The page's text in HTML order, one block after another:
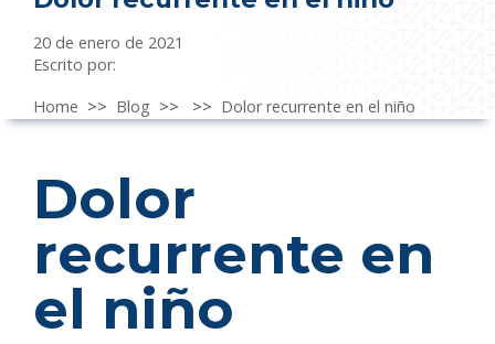
20 de enero de 2021
Escrito por:
Home >> Blog >> >> Dolor recurrente en el niño
Dolor
recurrente en
el niño